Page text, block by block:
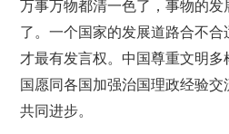
万事万物都清一色了，事物的发
了。一个国家的发展道路合不
才最有发言权。中国尊重文明
国愿同各国加强治国理政经验交
共同进步。